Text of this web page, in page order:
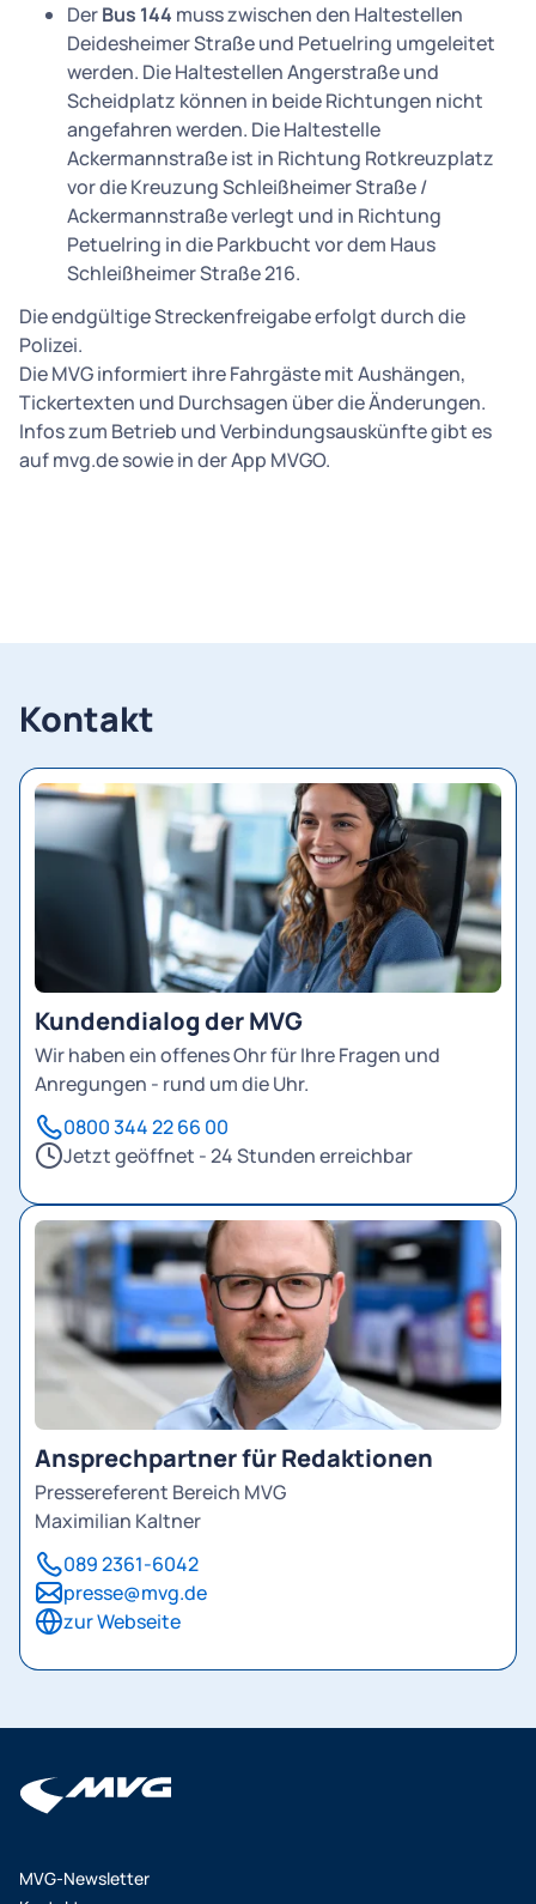
DerBus 144 muss zwischen den Haltestellen
Deidesheimer Straße und Petuelring umgeleitet
werden. Die Haltestellen Angerstraße und
Scheidplatz können in beide Richtungen nicht
angefahren werden. Die Haltestelle
Ackermannstraße ist in Richtung Rotkreuzplatz
vor die Kreuzung Schleißheimer Straße /
Ackermannstraße verlegt und in Richtung
Petuelring in die Parkbucht vor dem Haus
Schleißheimer Straße 216.
Die endgültige Streckenfreigabe erfolgt durch die
Polizei.
Die MVG informiert ihre Fahrgäste mit Aushängen,
Tickertexten und Durchsagen über die Änderungen.
Infos zum Betrieb und Verbindungsauskünfte gibt es
auf mvg.de sowie in der App MVGO.
Kontakt
Kundendialog der MVG
Wir haben ein offenes Ohr für Ihre Fragen und
Anregungen - rund um die Uhr.
0800 344 22 66 00
Jetzt geöffnet - 24 Stunden erreichbar
Ansprechpartner für Redaktionen
Pressereferent Bereich MVG
Maximilian Kaltner
089 2361-6042
presse@mvg.de
zur Webseite
MVG-Newsletter